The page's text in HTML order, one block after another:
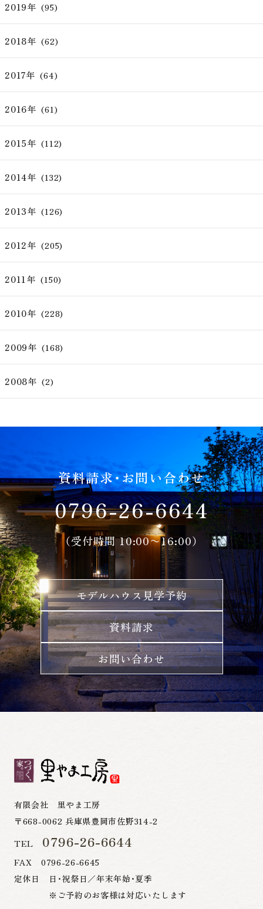
2019年 (95)
2018年 (62)
2017年 (64)
2016年 (61)
2015年 (112)
2014年 (132)
2013年 (126)
2012年 (205)
2011年 (150)
2010年 (228)
2009年 (168)
2008年 (2)
資料請求・お問い合わせ
0796-26-6644
（受付時間 10:00〜16:00）
モデルハウス見学予約
資料請求
お問い合わせ
有限会社 里やま工房
〒668-0062 兵庫県豊岡市佐野314-2
TEL 0796-26-6644
FAX 0796-26-6645
定休日 日・祝祭日／年末年始・夏季
※ご予約のお客様は対応いたします